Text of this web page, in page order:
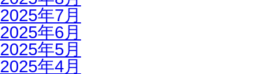
2025年7月
2025年6月
2025年5月
2025年4月